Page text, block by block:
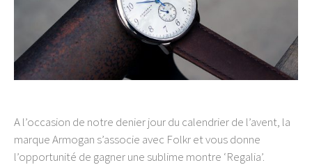
A l’occasion de notre denier jour du calendrier de l’avent, la
marque Armogan s’associe avec Folkr et vous donne
l’opportunité de gagner une sublime montre ‘Regalia’.